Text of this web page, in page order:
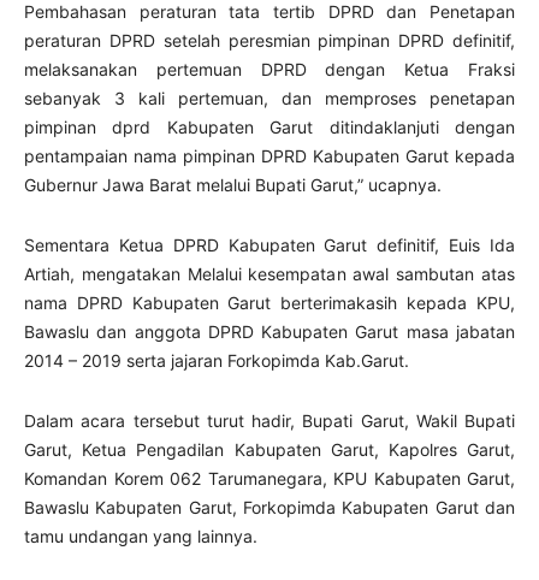
Pembahasan peraturan tata tertib DPRD dan Penetapan
peraturan DPRD setelah peresmian pimpinan DPRD definitif,
melaksanakan pertemuan DPRD dengan Ketua Fraksi
sebanyak 3 kali pertemuan, dan memproses penetapan
pimpinan dprd Kabupaten Garut ditindaklanjuti dengan
pentampaian nama pimpinan DPRD Kabupaten Garut kepada
Gubernur Jawa Barat melalui Bupati Garut,” ucapnya.
Sementara Ketua DPRD Kabupaten Garut definitif, Euis Ida
Artiah, mengatakan Melalui kesempatan awal sambutan atas
nama DPRD Kabupaten Garut berterimakasih kepada KPU,
Bawaslu dan anggota DPRD Kabupaten Garut masa jabatan
2014 – 2019 serta jajaran Forkopimda Kab.Garut.
Dalam acara tersebut turut hadir, Bupati Garut, Wakil Bupati
Garut, Ketua Pengadilan Kabupaten Garut, Kapolres Garut,
Komandan Korem 062 Tarumanegara, KPU Kabupaten Garut,
Bawaslu Kabupaten Garut, Forkopimda Kabupaten Garut dan
tamu undangan yang lainnya.